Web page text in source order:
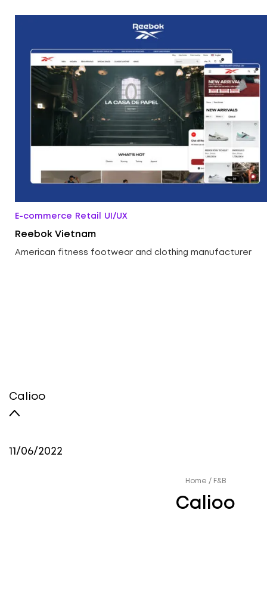
E-commerce Retail UI/UX
Reebok Vietnam
American fitness footwear and clothing manufacturer
Calioo
11/06/2022
Home / F&B
Calioo